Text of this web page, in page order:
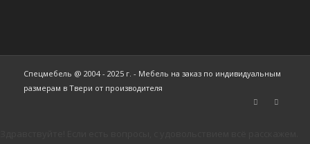
Спецмебель @ 2004 - 2025 г. - Мебель на заказ по индивидуальным
размерам в Твери от производителя